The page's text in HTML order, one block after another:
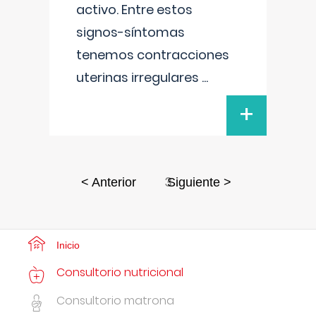
activo. Entre estos
signos-síntomas
tenemos contracciones
uterinas irregulares ...
+
< Anterior 3Siguiente >
Inicio
Consultorio nutricional
Consultorio matrona